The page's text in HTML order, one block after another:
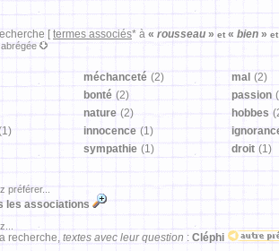
[ termes associés* à « rousseau » et « bien » et
méchanceté (2) mal (2)
bonté (2) passion
nature (2) hobbes
innocence (1)
sympathie (1) droit (1)
les associations
recherche, textes avec leur question : Cléphi